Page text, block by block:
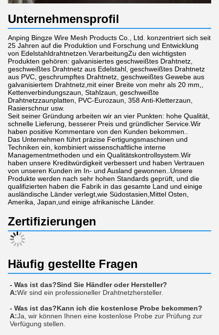
Unternehmensprofil
Anping Bingze Wire Mesh Products Co., Ltd. konzentriert sich seit
25 Jahren auf die Produktion und Forschung und Entwicklung
von Edelstahldrahtnetzen.VerarbeitungZu den wichtigsten
Produkten gehören: galvanisiertes geschweißtes Drahtnetz,
geschweißtes Drahtnetz aus Edelstahl, geschweißtes Drahtnetz
aus PVC, geschrumpftes Drahtnetz, geschweißtes Gewebe aus
galvanisiertem Drahtnetz,mit einer Breite von mehr als 20 mm,,
Kettenverbindungszaun, Stahlzaun, geschweißte
Drahtnetzzaunplatten, PVC-Eurozaun, 358 Anti-Kletterzaun,
Rasierschnur usw.
Seit seiner Gründung arbeiten wir an vier Punkten: hohe Qualität,
schnelle Lieferung, besserer Preis und gründlicher Service.Wir
haben positive Kommentare von den Kunden bekommen..
Das Unternehmen führt präzise Fertigungsmaschinen und
Techniken ein, kombiniert wissenschaftliche interne
Managementmethoden und ein Qualitätskontrollsystem.Wir
haben unsere Kreditwürdigkeit verbessert und haben Vertrauen
von unseren Kunden im In- und Ausland gewonnen..Unsere
Produkte werden nach sehr hohen Standards geprüft, und die
qualifizierten haben die Fabrik in das gesamte Land und einige
ausländische Länder verlegt,wie Südostasien,Mittel Osten,
Amerika, Japan,und einige afrikanische Länder.
Zertifizierungen
Häufig gestellte Fragen
- Was ist das?Sind Sie Händler oder Hersteller?
A:Wir sind ein professioneller Drahtnetzhersteller.
- Was ist das?Kann ich die kostenlose Probe bekommen?
A:Ja, wir können Ihnen eine kostenlose Probe zur Prüfung zur
Verfügung stellen.